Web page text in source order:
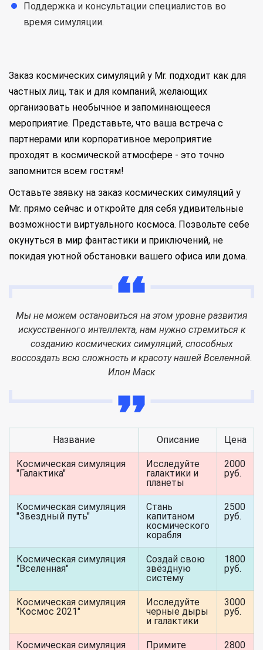
Поддержка и консультации специалистов во
время симуляции.
Заказ космических симуляций у Mr. подходит как для
частных лиц, так и для компаний, желающих
организовать необычное и запоминающееся
мероприятие. Представьте, что ваша встреча с
партнерами или корпоративное мероприятие
проходят в космической атмосфере - это точно
запомнится всем гостям!
Оставьте заявку на заказ космических симуляций у
Mr. прямо сейчас и откройте для себя удивительные
возможности виртуального космоса. Позвольте себе
окунуться в мир фантастики и приключений, не
покидая уютной обстановки вашего офиса или дома.
Мы не можем остановиться на этом уровне развития
искусственного интеллекта, нам нужно стремиться к
созданию космических симуляций, способных
воссоздать всю сложность и красоту нашей Вселенной.
Илон Маск
Название Описание Цена
Космическая симуляция
"Галактика"
Исследуйте
галактики и
планеты
2000
руб.
Космическая симуляция
"Звездный путь"
Стань
капитаном
космического
корабля
2500
руб.
Космическая симуляция
"Вселенная"
Создай свою
звёздную
систему
1800
руб.
Космическая симуляция
"Космос 2021"
Исследуйте
черные дыры
и галактики
3000
руб.
Космическая симуляция
Примите
2800